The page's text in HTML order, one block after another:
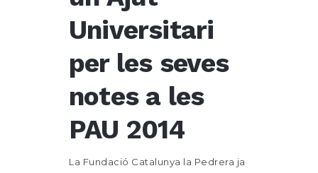
Universitari
per les seves
notes a les
PAU 2014
La Fundació Catalunya la Pedrera ja